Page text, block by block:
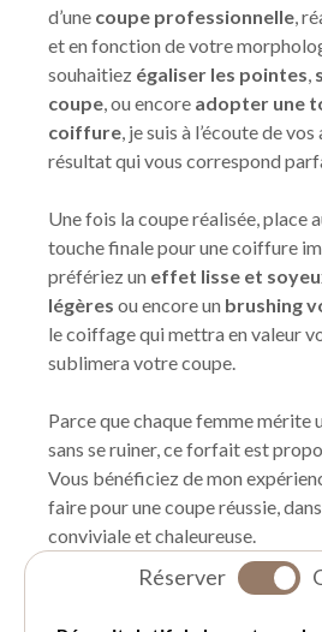
Réserver
d’une coupe professionnelle,
et en fonction de votre
souhaitiez égaliser les pointes,
coupe, ou encore adopter une
coiffure, je suis à l’écoute de
résultat qui vous correspond
Une fois la coupe réalisée, place
touche finale pour une coiffure
préfériez un effet lisse et
légères ou encore un brushing
le coiffage qui mettra en valeur
sublimera votre coupe.
Parce que chaque femme mérite
sans se ruiner, ce forfait est
Vous bénéficiez de mon
faire pour une coupe réussie,
conviviale et chaleureuse.